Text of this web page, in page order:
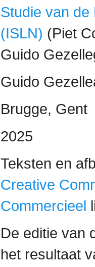
Studie van de
(ISLN) (Piet
Guido
Guido
Brugge, Gent
2025
Teksten en
Creative
Commercieel
De editie van
het resultaat